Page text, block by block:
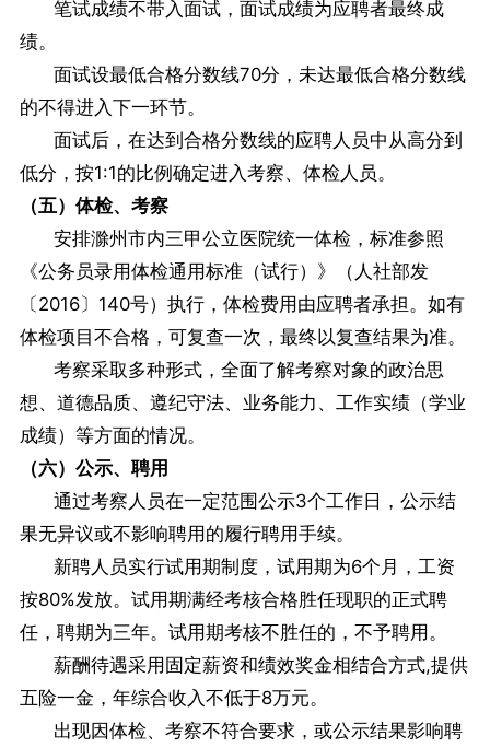
笔试成绩不带入面试，面试成绩为应聘者最终成
绩。
面试设最低合格分数线70分，未达最低合格分数线
的不得进入下一环节。
面试后，在达到合格分数线的应聘人员中从高分到
低分，按1:1的比例确定进入考察、体检人员。
（五）体检、考察
安排滁州市内三甲公立医院统一体检，标准参照
《公务员录用体检通用标准（试行）》（人社部发
〔2016〕140号）执行，体检费用由应聘者承担。如有
体检项目不合格，可复查一次，最终以复查结果为准。
考察采取多种形式，全面了解考察对象的政治思
想、道德品质、遵纪守法、业务能力、工作实绩（学业
成绩）等方面的情况。
（六）公示、聘用
通过考察人员在一定范围公示3个工作日，公示结
果无异议或不影响聘用的履行聘用手续。
新聘人员实行试用期制度，试用期为6个月，工资
按80%发放。试用期满经考核合格胜任现职的正式聘
任，聘期为三年。试用期考核不胜任的，不予聘用。
薪酬待遇采用固定薪资和绩效奖金相结合方式,提供
五险一金，年综合收入不低于8万元。
出现因体检、考察不符合要求，或公示结果影响聘